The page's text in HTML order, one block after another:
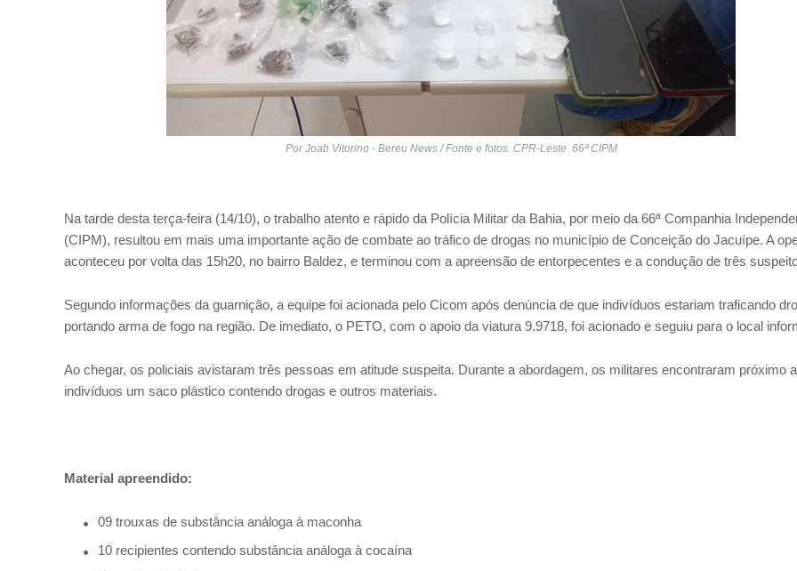
Por Joab Vitorino - Bereu News / Fonte e fotos CPR-Leste 66ª CIPM
Na tarde desta terça-feira (14/10), o trabalho atento e rápido da Polícia Militar da Bahia, por meio da 66ª Companhia
(CIPM), resultou em mais uma importante ação de combate ao tráfico de drogas no município de Conceição do Jacuípe. A
aconteceu por volta das 15h20, no bairro Baldez, e terminou com a apreensão de entorpecentes e a condução de três
Segundo informações da guarnição, a equipe foi acionada pelo Cicom após denúncia de que indivíduos estariam traficando
portando arma de fogo na região. De imediato, o PETO, com o apoio da viatura 9.9718, foi acionado e seguiu para o local
Ao chegar, os policiais avistaram três pessoas em atitude suspeita. Durante a abordagem, os militares encontraram próximo
indivíduos um saco plástico contendo drogas e outros materiais.
Material apreendido:
09 trouxas de substância análoga à maconha
10 recipientes contendo substância análoga à cocaína